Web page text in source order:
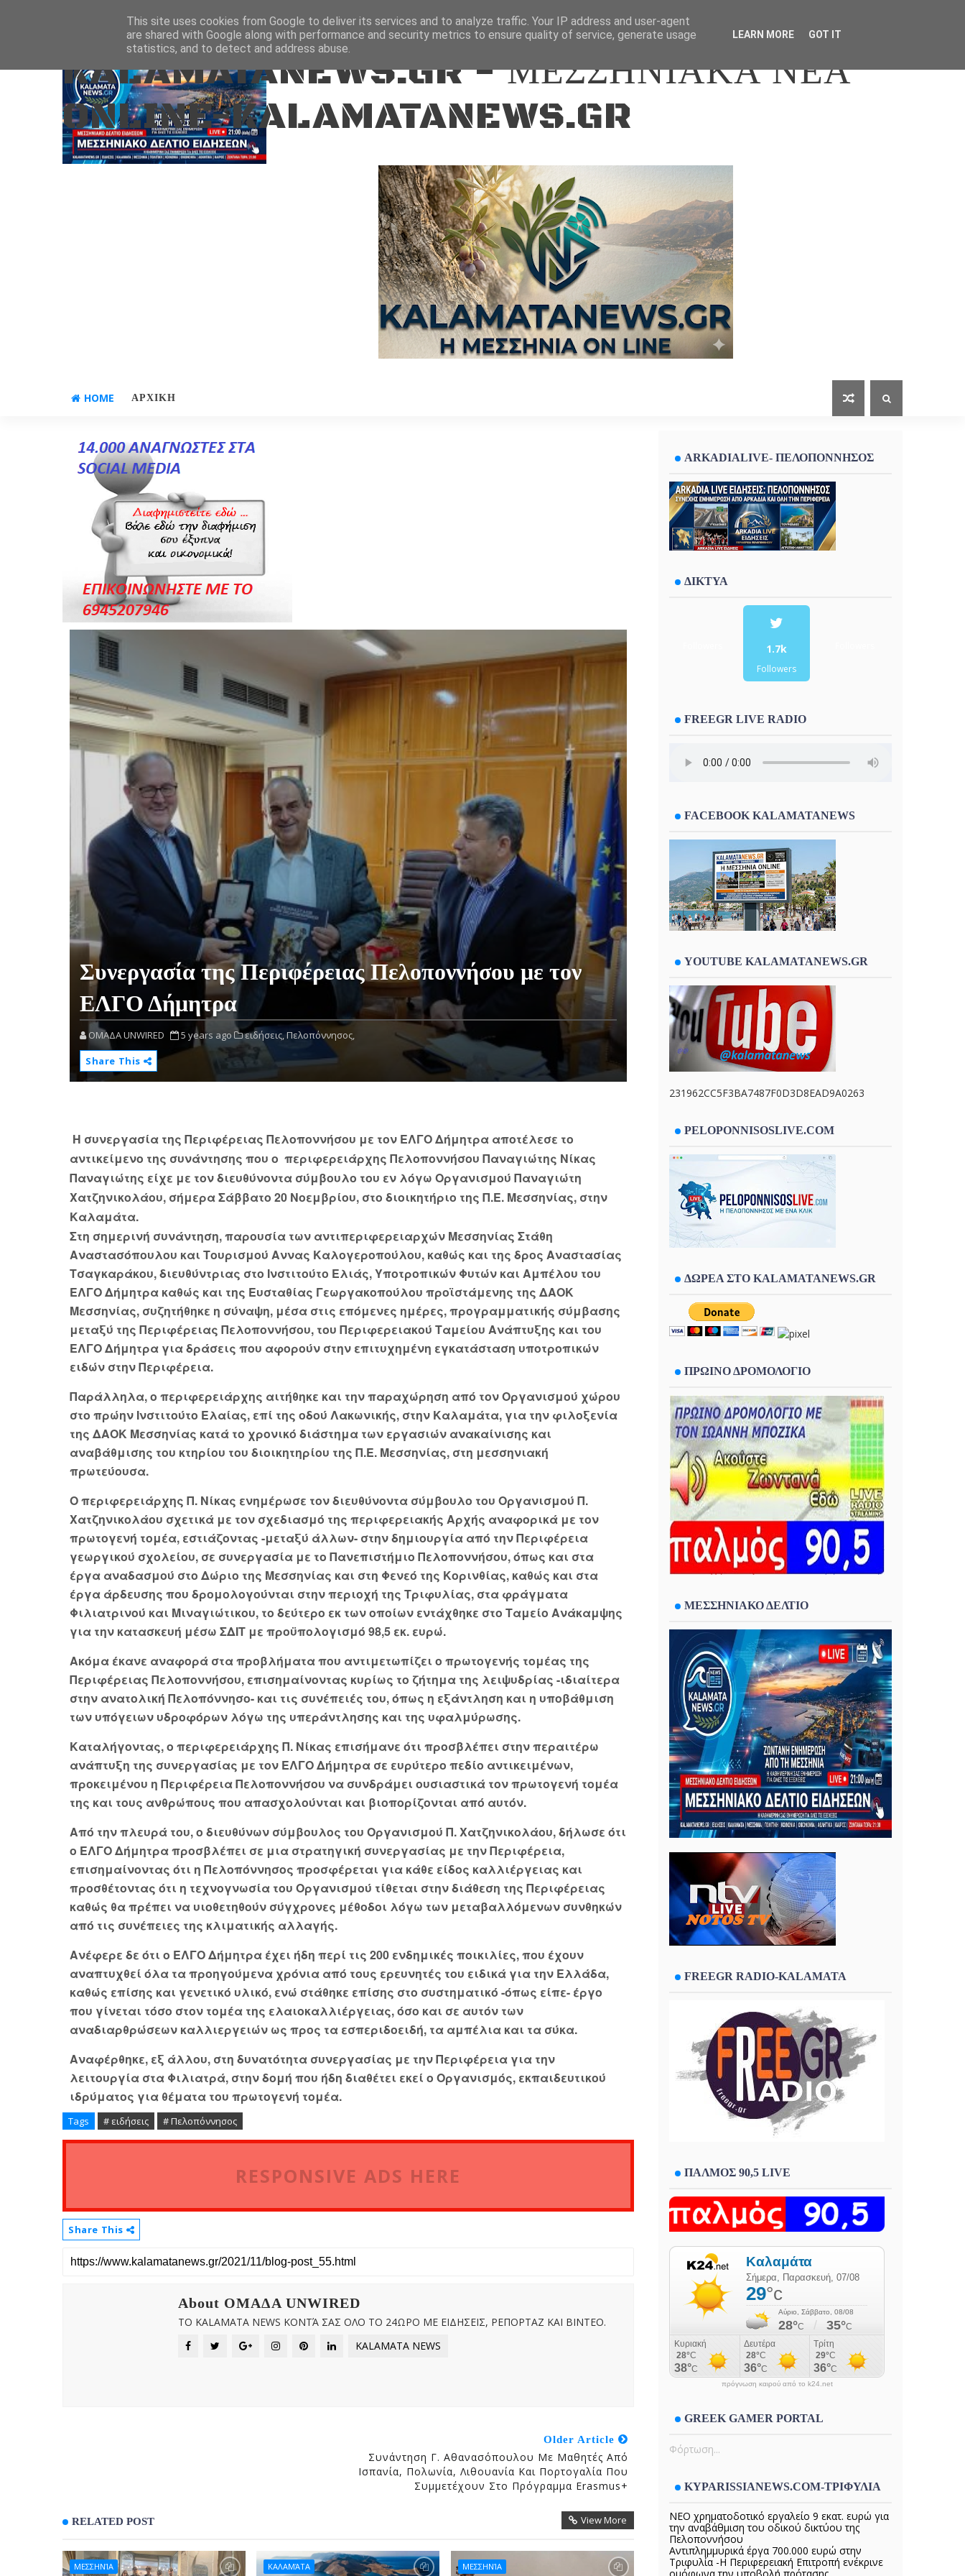
Aug 7, 2026
KALAMATANEWS.GR - ΜΕΣΣΗΝΙΑΚΑ ΝΕΑ
ONLINE-KALAMATANEWS.GR
HOME ΑΡΧΙΚΗ
Συνεργασία της Περιφέρειας Πελοποννήσου με τον
ΕΛΓΟ Δήμητρα
OMAΔΑ UNWIRED 5 years ago ειδήσεις,Πελοπόννησος,
Share This
Η συνεργασία της Περιφέρειας Πελοποννήσου με τον ΕΛΓΟ Δήμητρα αποτέλεσε το
αντικείμενο της συνάντησης που ο περιφερειάρχης Πελοποννήσου Παναγιώτης Νίκας
Παναγιώτης είχε με τον διευθύνοντα σύμβουλο του εν λόγω Οργανισμού Παναγιώτη
Χατζηνικολάου, σήμερα Σάββατο 20 Νοεμβρίου, στο διοικητήριο της Π.Ε. Μεσσηνίας, στην
Καλαμάτα.
Στη σημερινή συνάντηση, παρουσία των αντιπεριφερειαρχών Μεσσηνίας Στάθη
Αναστασόπουλου και Τουρισμού Αννας Καλογεροπούλου, καθώς και της δρος Αναστασίας
Τσαγκαράκου, διευθύντριας στο Ινστιτούτο Ελιάς, Υποτροπικών Φυτών και Αμπέλου του
ΕΛΓΟ Δήμητρα καθώς και της Ευσταθίας Γεωργακοπούλου προϊστάμενης της ΔΑΟΚ
Μεσσηνίας, συζητήθηκε η σύναψη, μέσα στις επόμενες ημέρες, προγραμματικής σύμβασης
μεταξύ της Περιφέρειας Πελοποννήσου, του Περιφερειακού Ταμείου Ανάπτυξης και του
ΕΛΓΟ Δήμητρα για δράσεις που αφορούν στην επιτυχημένη εγκατάσταση υποτροπικών
ειδών στην Περιφέρεια.
Παράλληλα, ο περιφερειάρχης αιτήθηκε και την παραχώρηση από τον Οργανισμού χώρου
στο πρώην Ινστιτούτο Ελαίας, επί της οδού Λακωνικής, στην Καλαμάτα, για την φιλοξενία
της ΔΑΟΚ Μεσσηνίας κατά το χρονικό διάστημα των εργασιών ανακαίνισης και
αναβάθμισης του κτηρίου του διοικητηρίου της Π.Ε. Μεσσηνίας, στη μεσσηνιακή
πρωτεύουσα.
Ο περιφερειάρχης Π. Νίκας ενημέρωσε τον διευθύνοντα σύμβουλο του Οργανισμού Π.
Χατζηνικολάου σχετικά με τον σχεδιασμό της περιφερειακής Αρχής αναφορικά με τον
πρωτογενή τομέα, εστιάζοντας -μεταξύ άλλων- στην δημιουργία από την Περιφέρεια
γεωργικού σχολείου, σε συνεργασία με το Πανεπιστήμιο Πελοποννήσου, όπως και στα
έργα αναδασμού στο Δώριο της Μεσσηνίας και στη Φενεό της Κορινθίας, καθώς και στα
έργα άρδευσης που δρομολογούνται στην περιοχή της Τριφυλίας, στα φράγματα
Φιλιατρινού και Μιναγιώτικου, το δεύτερο εκ των οποίων εντάχθηκε στο Ταμείο Ανάκαμψης
για την κατασκευή μέσω ΣΔΙΤ με προϋπολογισμό 98,5 εκ. ευρώ.
Ακόμα έκανε αναφορά στα προβλήματα που αντιμετωπίζει ο πρωτογενής τομέας της
Περιφέρειας Πελοποννήσου, επισημαίνοντας κυρίως το ζήτημα της λειψυδρίας -ιδιαίτερα
στην ανατολική Πελοπόννησο- και τις συνέπειές του, όπως η εξάντληση και η υποβάθμιση
των υπόγειων υδροφόρων λόγω της υπεράντλησης και της υφαλμύρωσης.
Καταλήγοντας, ο περιφερειάρχης Π. Νίκας επισήμανε ότι προσβλέπει στην περαιτέρω
ανάπτυξη της συνεργασίας με τον ΕΛΓΟ Δήμητρα σε ευρύτερο πεδίο αντικειμένων,
προκειμένου η Περιφέρεια Πελοποννήσου να συνδράμει ουσιαστικά τον πρωτογενή τομέα
της και τους ανθρώπους που απασχολούνται και βιοπορίζονται από αυτόν.
Από την πλευρά του, ο διευθύνων σύμβουλος του Οργανισμού Π. Χατζηνικολάου, δήλωσε ότι
ο ΕΛΓΟ Δήμητρα προσβλέπει σε μια στρατηγική συνεργασίας με την Περιφέρεια,
επισημαίνοντας ότι η Πελοπόννησος προσφέρεται για κάθε είδος καλλιέργειας και
προσθέτοντας ότι η τεχνογνωσία του Οργανισμού τίθεται στην διάθεση της Περιφέρειας
καθώς θα πρέπει να υιοθετηθούν σύγχρονες μέθοδοι λόγω των μεταβαλλόμενων συνθηκών
από τις συνέπειες της κλιματικής αλλαγής.
Ανέφερε δε ότι ο ΕΛΓΟ Δήμητρα έχει ήδη περί τις 200 ενδημικές ποικιλίες, που έχουν
αναπτυχθεί όλα τα προηγούμενα χρόνια από τους ερευνητές του ειδικά για την Ελλάδα,
καθώς επίσης και γενετικό υλικό, ενώ στάθηκε επίσης στο συστηματικό -όπως είπε- έργο
που γίνεται τόσο στον τομέα της ελαιοκαλλιέργειας, όσο και σε αυτόν των
αναδιαρθρώσεων καλλιεργειών ως προς τα εσπεριδοειδή, τα αμπέλια και τα σύκα.
Αναφέρθηκε, εξ άλλου, στη δυνατότητα συνεργασίας με την Περιφέρεια για την
λειτουργία στα Φιλιατρά, στην δομή που ήδη διαθέτει εκεί ο Οργανισμός, εκπαιδευτικού
ιδρύματος για θέματα του πρωτογενή τομέα.
Tags # ειδήσεις # Πελοπόννησος
RESPONSIVE ADS HERE
Share This
About OMAΔΑ UNWIRED
ΤΟ KALAMATA NEWS ΚΟΝΤΆ ΣΑΣ ΟΛΟ ΤΟ 24ΩΡΟ ΜΕ ΕΙΔΗΣΕΙΣ, ΡΕΠΟΡΤΑΖ ΚΑΙ ΒΙΝΤΕΟ.
KALAMATA NEWS
Older Article
Συνάντηση Γ. Αθανασόπουλου Με Μαθητές Από
Ισπανία, Πολωνία, Λιθουανία Και Πορτογαλία Που
Συμμετέχουν Στο Πρόγραμμα Erasmus+
RELATED POST View More
ΜΕΣΣΗΝΊΑ ΚΑΛΑΜΆΤΑ ΜΕΣΣΗΝΊΑ
ARKADIALIVE- ΠΕΛΟΠΟΝΝΗΣΟΣ
ΔΙΚΤΥΑ
1.7k
Followers
FREEGR LIVE RADIO
FACEBOOK KALAMATANEWS
YOUTUBE KALAMATANEWS.GR
231962CC5F3BA7487F0D3D8EAD9A0263
PELOPONNISOSLIVE.COM
ΔΩΡΕΑ ΣΤΟ KALAMATANEWS.GR
ΠΡΩΙΝΟ ΔΡΟΜΟΛΟΓΙΟ
ΜΕΣΣΗΝΙΑΚΟ ΔΕΛΤΙΟ
FREEGR RADIO-KALAMATA
ΠΑΛΜΟΣ 90,5 LIVE
πρόγνωση καιρού από το k24.net
GREEK GAMER PORTAL
Φόρτωση...
KYPARISSIANEWS.COM-ΤΡΙΦΥΛΙΑ
ΝΕΟ χρηματοδοτικό εργαλείο 9 εκατ. ευρώ για
την αναβάθμιση του οδικού δικτύου της
Πελοποννήσου
Αντιπλημμυρικά έργα 700.000 ευρώ στην
Τριφυλία -Η Περιφερειακή Επιτροπή ενέκρινε
This site uses cookies from Google to deliver its services and to analyze traffic. Your IP address and user-agent
are shared with Google along with performance and security metrics to ensure quality of service, generate usage
statistics, and to detect and address abuse.
LEARN MORE GOT IT